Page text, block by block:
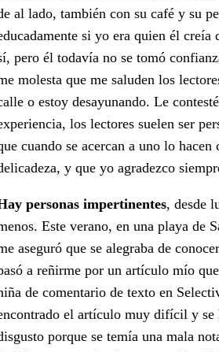
al lado, también con su café y su
si yo era quien él creía
pero él todavía no se tomó
molesta que me saluden los
o estoy desayunando. Le
los lectores suelen ser
cuando se acercan a uno lo
y que yo agradezco
personas impertinentes, desde
Este verano, en una playa de
aseguró que se alegraba de
a reñirme por un artículo mío
de comentario de texto en
el artículo muy difícil y se
porque se temía una mala